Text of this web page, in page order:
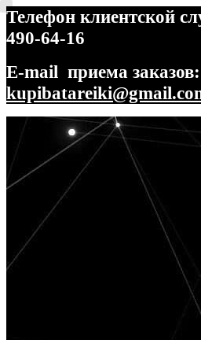
Телефон клиентской
490-64-16
E-mail приема заказов:
Перейти
навигации
Перейти
содержимому